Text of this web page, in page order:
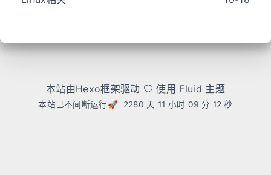
本站由Hexo框架驱动 使用 Fluid 主题
本站已不间断运行🚀 2280 天 11 小时 09 分 12 秒